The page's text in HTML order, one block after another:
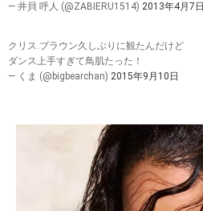
— 井貝 呼人 (@ZABIERU1514) 2013年4月7日
クリス.ブラウン久しぶりに観たんだけど
ダンス上手すぎて鳥肌たった！
— くま (@bigbearchan) 2015年9月10日